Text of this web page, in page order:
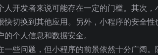
人开发者来说可能存在一定的门槛。其次
快切换到其他应用。另外，小程序的安全
个人信息和数据安全。
一些问题，但小程序的前景依然十分广阔